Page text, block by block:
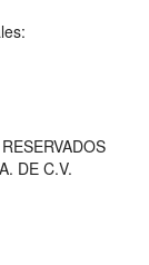
DE C.V.